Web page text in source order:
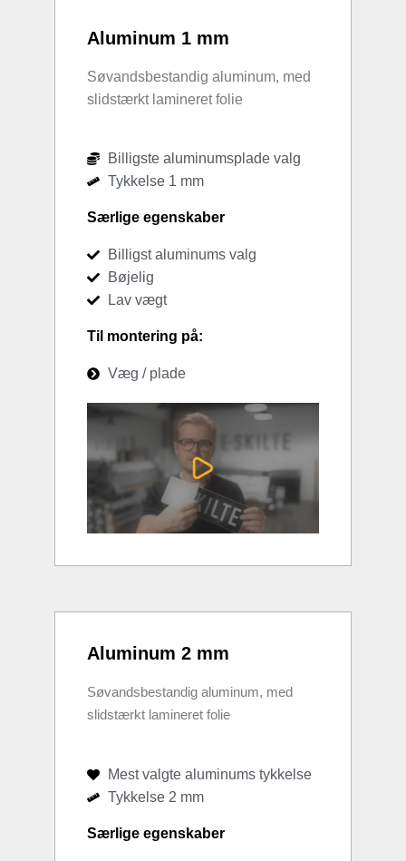
Aluminum 1 mm
Søvandsbestandig aluminum, med
slidstærkt lamineret folie
Billigste aluminumsplade valg
Tykkelse 1 mm
Særlige egenskaber
Billigst aluminums valg
Bøjelig
Lav vægt
Til montering på:
Væg / plade
Aluminum 2 mm
Søvandsbestandig aluminum, med
slidstærkt lamineret folie
Mest valgte aluminums tykkelse
Tykkelse 2 mm
Særlige egenskaber